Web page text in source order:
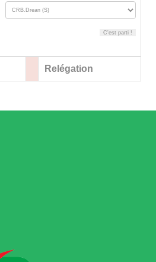
Relégation